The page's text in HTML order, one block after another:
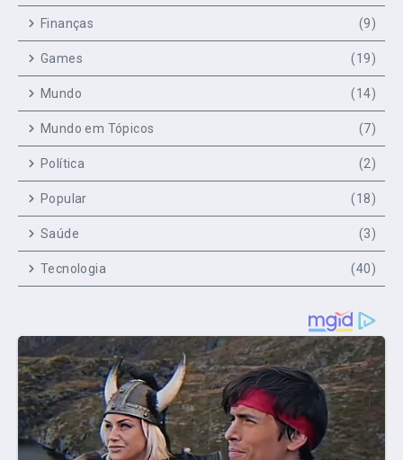
Finanças (9)
Games (19)
Mundo (14)
Mundo em Tópicos (7)
Política (2)
Popular (18)
Saúde (3)
Tecnologia (40)